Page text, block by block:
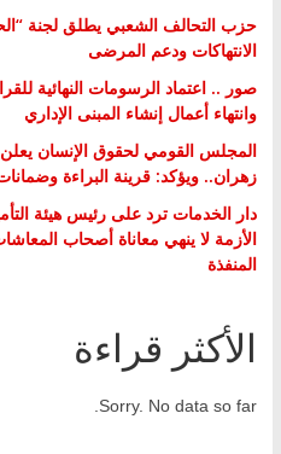
حزب التحالف الشعبي يطلق لجنة
الانتهاكات ودعم المرضى
صور .. اعتماد الرسومات النهائية
وانتهاء أعمال إنشاء المبنى الإداري
المجلس القومي لحقوق الإنسان
زهران.. ويؤكد: قرينة البراءة
دار الخدمات ترد على رئيس هيئة
الأزمة لا ينهي معاناة أصحاب
المنفذة
الأكثر قراءة
Sorry. No data so far.